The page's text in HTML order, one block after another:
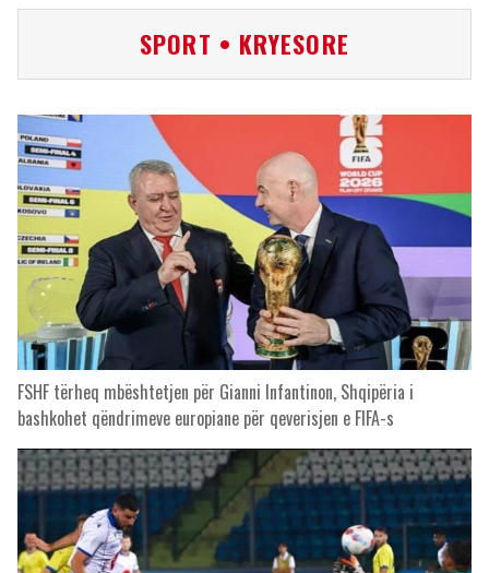
SPORT • KRYESORE
FSHF tërheq mbështetjen për Gianni Infantinon, Shqipëria i
bashkohet qëndrimeve europiane për qeverisjen e FIFA-s